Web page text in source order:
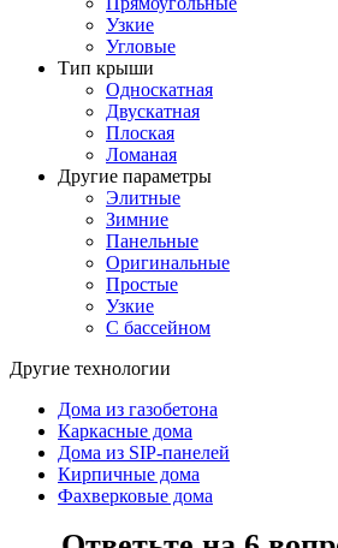
Узкие
Угловые
Тип крыши
Односкатная
Двускатная
Плоская
Ломаная
Другие параметры
Элитные
Зимние
Панельные
Оригинальные
Простые
Узкие
С бассейном
Другие технологии
Дома из газобетона
Каркасные дома
Дома из SIP-панелей
Кирпичные дома
Фахверковые дома